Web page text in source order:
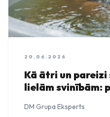
20.06.2026
Kā ātri un
lielām svinībām:
DM Grupa Eksperts